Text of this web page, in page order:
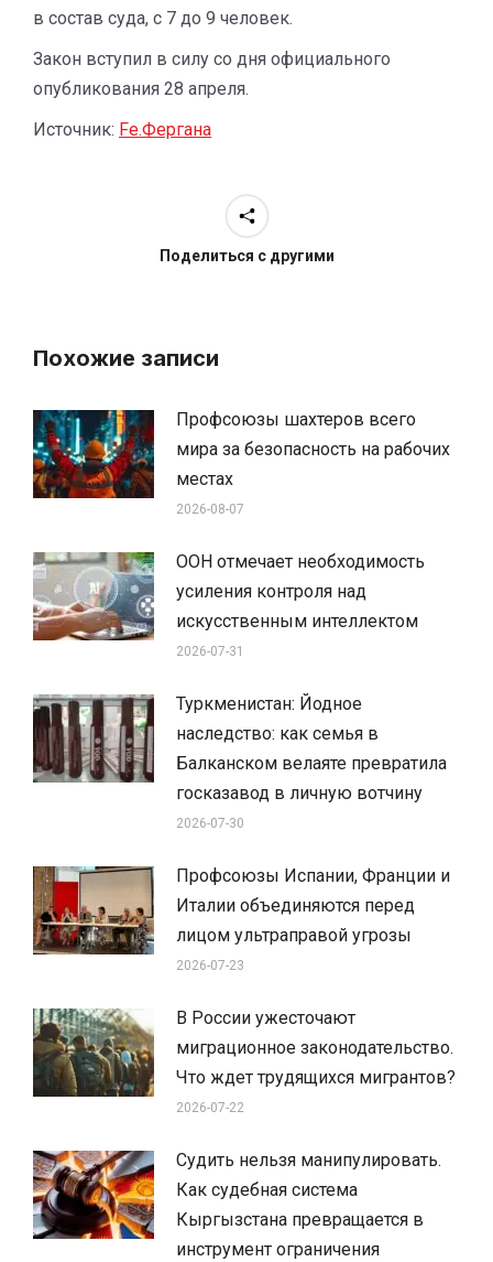
в состав суда, с 7 до 9 человек.
Закон вступил в силу со дня официального
опубликования 28 апреля.
Источник: Fe.Фергана
Поделиться с другими
Похожие записи
Профсоюзы шахтеров всего
мира за безопасность на рабочих
местах
2026-08-07
ООН отмечает необходимость
усиления контроля над
искусственным интеллектом
2026-07-31
Туркменистан: Йодное
наследство: как семья в
Балканском велаяте превратила
госказавод в личную вотчину
2026-07-30
Профсоюзы Испании, Франции и
Италии объединяются перед
лицом ультраправой угрозы
2026-07-23
В России ужесточают
миграционное законодательство.
Что ждет трудящихся мигрантов?
2026-07-22
Судить нельзя манипулировать.
Как судебная система
Кыргызстана превращается в
инструмент ограничения